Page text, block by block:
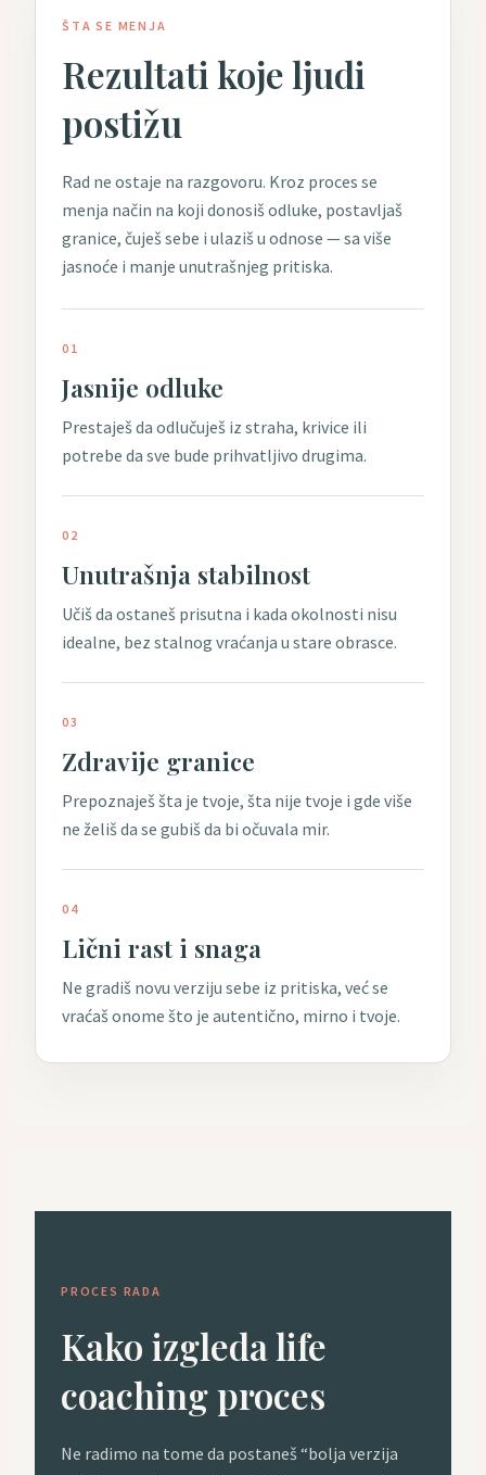
ŠTA SE MENJA
Rezultati koje ljudi
postižu
Rad ne ostaje na razgovoru. Kroz proces se
menja način na koji donosiš odluke, postavljaš
granice, čuješ sebe i ulaziš u odnose — sa više
jasnoće i manje unutrašnjeg pritiska.
01
Jasnije odluke
Prestaješ da odlučuješ iz straha, krivice ili
potrebe da sve bude prihvatljivo drugima.
02
Unutrašnja stabilnost
Učiš da ostaneš prisutna i kada okolnosti nisu
idealne, bez stalnog vraćanja u stare obrasce.
03
Zdravije granice
Prepoznaješ šta je tvoje, šta nije tvoje i gde više
ne želiš da se gubiš da bi očuvala mir.
04
Lični rast i snaga
Ne gradiš novu verziju sebe iz pritiska, već se
vraćaš onome što je autentično, mirno i tvoje.
PROCES RADA
Kako izgleda life
coaching proces
Ne radimo na tome da postaneš “bolja verzija